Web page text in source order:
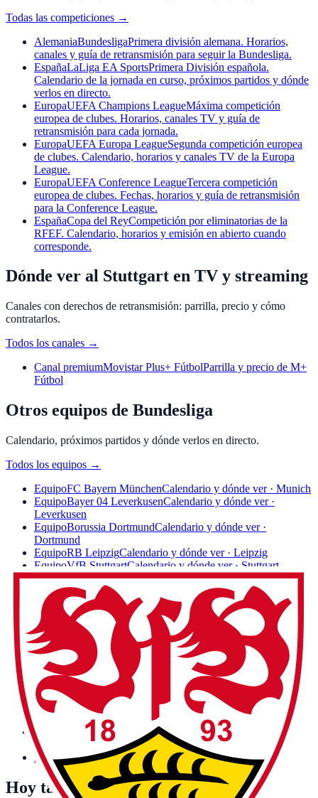
Todas las competiciones →
AlemaniaBundesligaPrimera división alemana. Horarios,
canales y guía de retransmisión para seguir la Bundesliga.
EspañaLaLiga EA SportsPrimera División española.
Calendario de la jornada en curso, próximos partidos y dónde
verlos en directo.
EuropaUEFA Champions LeagueMáxima competición
europea de clubes. Horarios, canales TV y guía de
retransmisión para cada jornada.
EuropaUEFA Europa LeagueSegunda competición europea
de clubes. Calendario, horarios y canales TV de la Europa
League.
EuropaUEFA Conference LeagueTercera competición
europea de clubes. Fechas, horarios y guía de retransmisión
para la Conference League.
EspañaCopa del ReyCompetición por eliminatorias de la
RFEF. Calendario, horarios y emisión en abierto cuando
corresponde.
Dónde ver al Stuttgart en TV y streaming
Canales con derechos de retransmisión: parrilla, precio y cómo
contratarlos.
Todos los canales →
Canal premiumMovistar Plus+ FútbolParrilla y precio de M+
Fútbol
Otros equipos de Bundesliga
Calendario, próximos partidos y dónde verlos en directo.
Todos los equipos →
EquipoFC Bayern MünchenCalendario y dónde ver · Munich
EquipoBayer 04 LeverkusenCalendario y dónde ver ·
Leverkusen
EquipoBorussia DortmundCalendario y dónde ver ·
Dortmund
EquipoRB LeipzigCalendario y dónde ver · Leipzig
EquipoVfB StuttgartCalendario y dónde ver · Stuttgart
EquipoEintracht FrankfurtCalendario y dónde ver · Frankfurt
EquipoTSG Hoffenheim
Calendario y dónde ver · Sinsheim
Equipo VfL WolfsburgCalendario y dónde ver · Wolfsburg
Equipo1. FSV Mainz 05
Calendario y dónde ver · Mainz
Equipo
FC Augsburg Calendario y dónde ver · Augsburg
Equipo
Borussia MönchengladbachCalendario y dónde ver ·
Mönchengladbach
EquipoSC Freiburg
Calendario y dónde ver · Freiburg
Equipo SV Werder Bremen
Calendario y dónde ver · Bremen
Equipo1. FC Union Berlin
Calendario y dónde ver · Berlin
Equipo
FC St. Pauli
Calendario y dónde ver · Hamburg
Hamburger SV
Calendario y dónde ver · Hamburg
Equipo
1. FC HeidenheimCalendario y dónde ver ·
Heidenheim
Equipo1. FC KölnCalendario y dónde ver · Cologne
Hoy también juegan